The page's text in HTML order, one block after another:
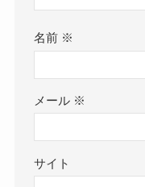
名前 ※
メール ※
サイト